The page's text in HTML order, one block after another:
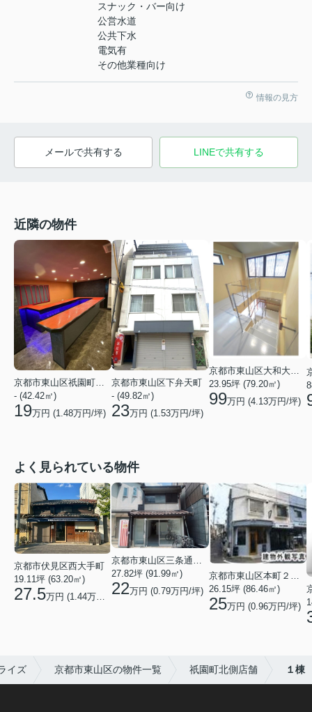
スナック・バー向け
公営水道
公共下水
電気有
その他業種向け
情報の見方
メールで共有する LINEで共有する
近隣の物件
- (42.42㎡)
19万円 (1.48万円/坪)
京都市東山区下弁天町
- (49.82㎡)
23万円 (1.53万円/坪)
23.95坪 (79.20㎡)
99万円 (4.13万円/坪)
よく見られている物件
京都市伏見区西大手町
19.11坪 (63.20㎡)
27.5万円 (1.44万円/坪)
27.82坪 (91.99㎡)
22万円 (0.79万円/坪) 26.15坪 (86.46㎡)
25万円 (0.96万円/坪)
イズ 京都市東山区の物件一覧 祇園町北側店舗 １棟